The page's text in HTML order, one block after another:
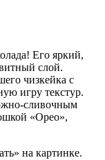
Его яркий,
слой.
чизкейка с
игру текстур.
сливочным
«Орео»,
на картинке.